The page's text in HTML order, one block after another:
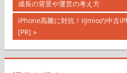
稿
ナ
ビ
ゲ
の
記
事:
成長の背景や運営の考え方
次
の
iPhone高騰に対抗！IIJmioの中古
[PR]